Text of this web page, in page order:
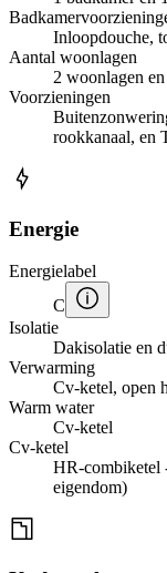
Inloopdouche,
Aantal woonlagen
2 woonlagen
Voorzieningen
rookkanaal, en
Energie
Energielabel
C
Isolatie
Dakisolatie en
Verwarming
Cv-ketel, open
Warm water
Cv-ketel
Cv-ketel
HR-combiketel
eigendom)